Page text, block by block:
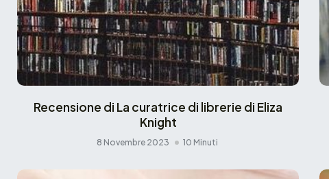
Recensione di La curatrice di librerie di Eliza
Knight
8 Novembre 2023 10 Minuti